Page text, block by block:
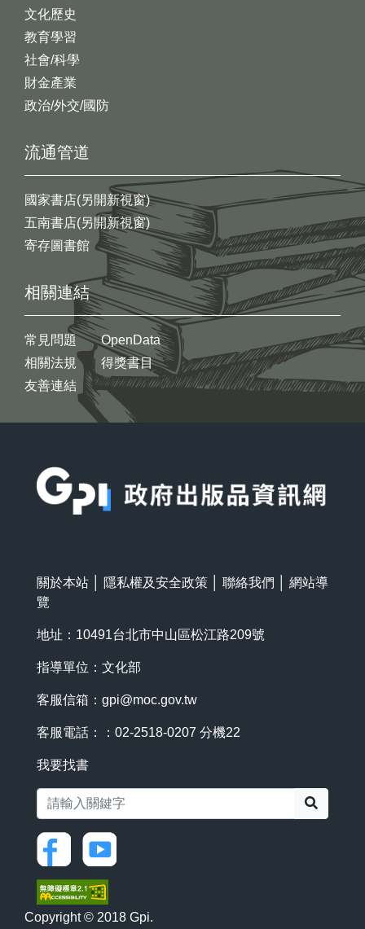
文化歷史
教育學習
社會/科學
財金產業
政治/外交/國防
流通管道
國家書店(另開新視窗)
五南書店(另開新視窗)
寄存圖書館
相關連結
常見問題
相關法規
友善連結
OpenData
得獎書目
關於本站 隱私權及安全政策 聯絡我們
網站導
覽
地址：10491台北市中山區松江路209號
指導單位：文化部
客服信箱： gpi@moc.gov.tw
客服電話：：02-2518-0207 分機22
我要找書
Copyright © 2018 Gpi.